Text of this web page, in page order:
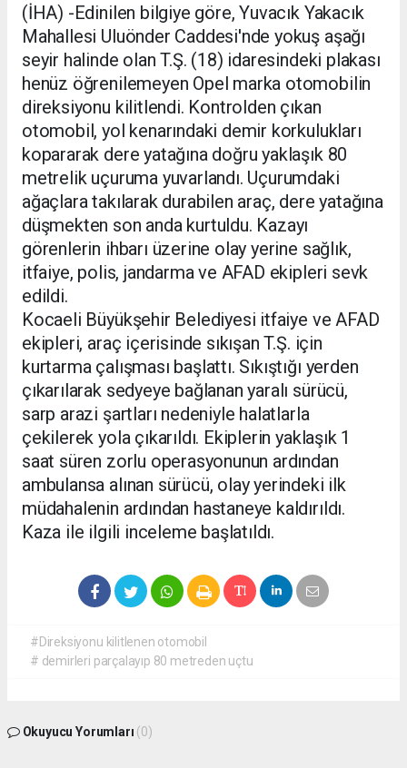
(İHA) -Edinilen bilgiye göre, Yuvacık Yakacık
Mahallesi Uluönder Caddesi'nde yokuş aşağı
seyir halinde olan T.Ş. (18) idaresindeki plakası
henüz öğrenilemeyen Opel marka otomobilin
direksiyonu kilitlendi. Kontrolden çıkan
otomobil, yol kenarındaki demir korkulukları
kopararak dere yatağına doğru yaklaşık 80
metrelik uçuruma yuvarlandı. Uçurumdaki
ağaçlara takılarak durabilen araç, dere yatağına
düşmekten son anda kurtuldu. Kazayı
görenlerin ihbarı üzerine olay yerine sağlık,
itfaiye, polis, jandarma ve AFAD ekipleri sevk
edildi.
Kocaeli Büyükşehir Belediyesi itfaiye ve AFAD
ekipleri, araç içerisinde sıkışan T.Ş. için
kurtarma çalışması başlattı. Sıkıştığı yerden
çıkarılarak sedyeye bağlanan yaralı sürücü,
sarp arazi şartları nedeniyle halatlarla
çekilerek yola çıkarıldı. Ekiplerin yaklaşık 1
saat süren zorlu operasyonunun ardından
ambulansa alınan sürücü, olay yerindeki ilk
müdahalenin ardından hastaneye kaldırıldı.
Kaza ile ilgili inceleme başlatıldı.
#Direksiyonu kilitlenen otomobil
# demirleri parçalayıp 80 metreden uçtu
Okuyucu Yorumları (0)